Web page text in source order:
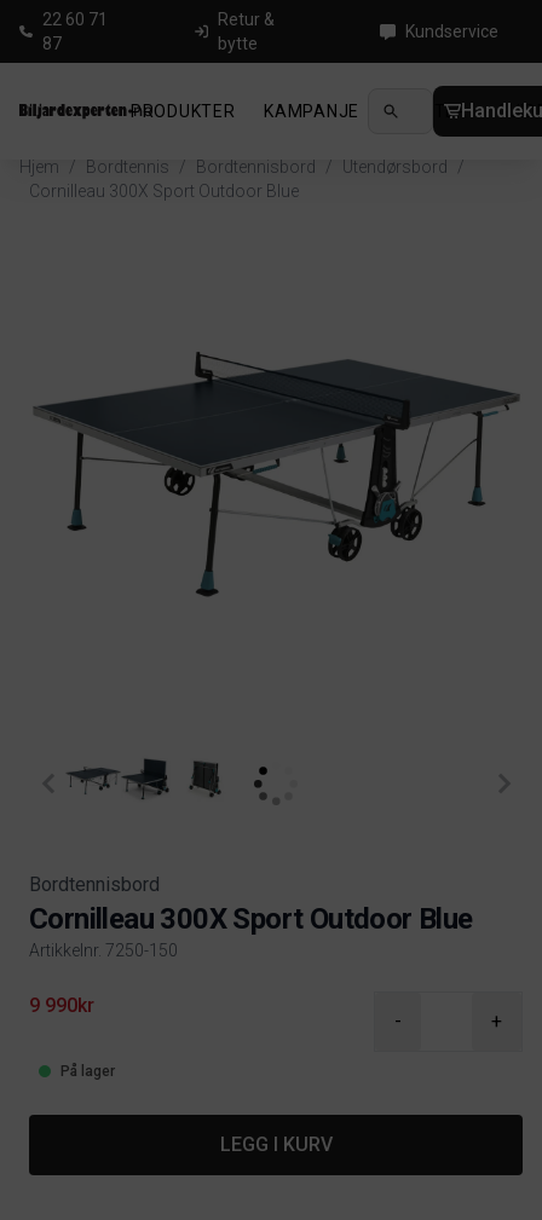
22 60 71
87
Retur &
bytte
Kundservice
PRODUKTER KAMPANJE NYHETER
Hjem / Bordtennis / Bordtennisbord / Utendørsbord
/
Cornilleau 300X Sport Outdoor Blue
Bordtennisbord
Cornilleau 300X Sport Outdoor Blue
Artikkelnr. 7250-150
Product information
9 990kr
- +
På lager
LEGG I KURV